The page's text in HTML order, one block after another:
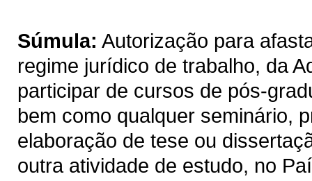
Súmula: Autorização para
regime jurídico de trabalho, da
participar de cursos de pós-
bem como qualquer seminário,
elaboração de tese ou
outra atividade de estudo, no